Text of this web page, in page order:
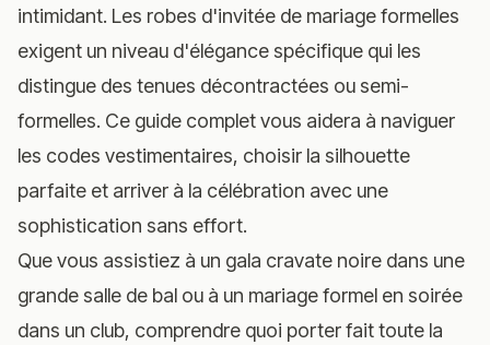
intimidant. Les robes d'invitée de mariage formelles
exigent un niveau d'élégance spécifique qui les
distingue des tenues décontractées ou semi-
formelles. Ce guide complet vous aidera à naviguer
les codes vestimentaires, choisir la silhouette
parfaite et arriver à la célébration avec une
sophistication sans effort.
Que vous assistiez à un gala cravate noire dans une
grande salle de bal ou à un mariage formel en soirée
dans un club, comprendre quoi porter fait toute la